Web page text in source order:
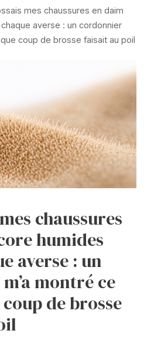
mes chaussures en daim
averse : un cordonnier
coup de brosse faisait au poil
chaussures
humides
averse : un
montré ce
de brosse